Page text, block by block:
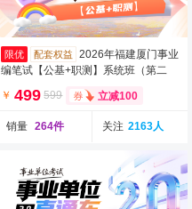
限优 配套权益
2026年福建厦门事业
编笔试【公基+职测】系统班（第二
￥ 499 599 立减100
销量 264件 关注 2163人